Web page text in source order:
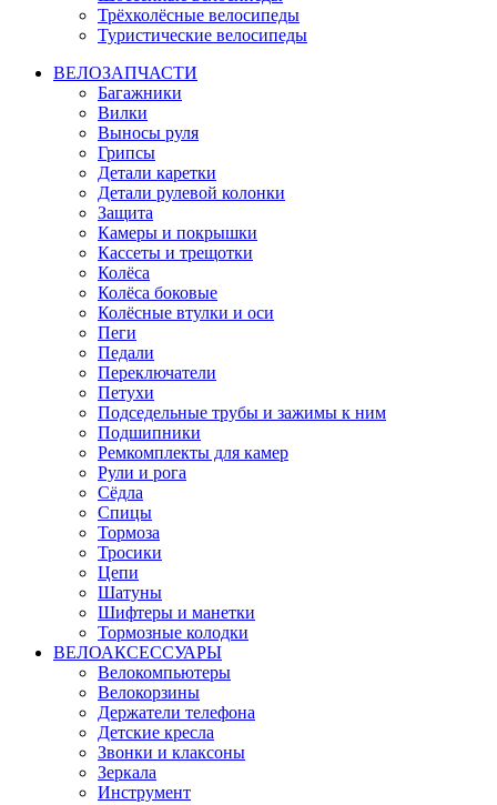
Трёхколёсные велосипеды
Туристические велосипеды
ВЕЛОЗАПЧАСТИ
Багажники
Вилки
Выносы руля
Грипсы
Детали каретки
Детали рулевой колонки
Защита
Камеры и покрышки
Кассеты и трещотки
Колёса
Колёса боковые
Колёсные втулки и оси
Пеги
Педали
Переключатели
Петухи
Подседельные трубы и зажимы к ним
Подшипники
Ремкомплекты для камер
Рули и рога
Сёдла
Спицы
Тормоза
Тросики
Цепи
Шатуны
Шифтеры и манетки
Тормозные колодки
ВЕЛОАКСЕССУАРЫ
Велокомпьютеры
Велокорзины
Держатели телефона
Детские кресла
Звонки и клаксоны
Зеркала
Инструмент